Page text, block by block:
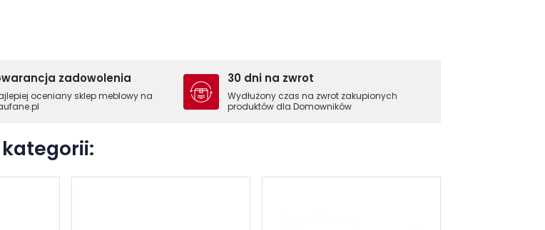
zadowolenia
oceniany sklep meblowy na
30 dni na zwrot
Wydłużony czas na zwrot zakupionych
produktów dla Domowników